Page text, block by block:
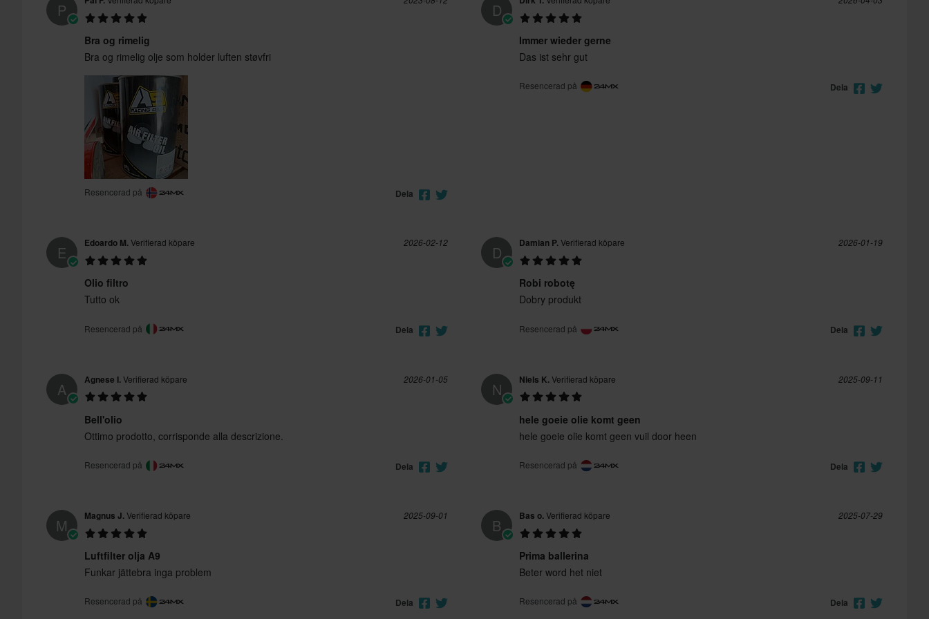
P
Bra og rimelig
Bra og rimelig olje som holder luften støvfri
Resencerad på Dela
D
Immer wieder gerne
Das ist sehr gut
Resencerad på Dela
E Edoardo M.Verifierad köpare 2026-02-12
Olio filtro
Tutto ok
Resencerad på Dela
D Damian P.Verifierad köpare 2026-01-19
Robi robotę
Dobry produkt
Resencerad på Dela
A Agnese I.Verifierad köpare 2026-01-05
Bell'olio
Ottimo prodotto, corrisponde alla descrizione.
Resencerad på Dela
N Niels K.Verifierad köpare 2025-09-11
hele goeie olie komt geen
hele goeie olie komt geen vuil door heen
Resencerad på Dela
M Magnus J.Verifierad köpare 2025-09-01
Luftfilter olja A9
Funkar jättebra inga problem
Resencerad på Dela
B Bas o.Verifierad köpare 2025-07-29
Prima ballerina
Beter word het niet
Resencerad på Dela